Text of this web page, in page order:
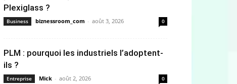
Plexiglass ?
Business biznessroom_com - août 3, 2026 0
PLM : pourquoi les industriels l’adoptent-
ils ?
Entreprise Mick - août 2, 2026 0